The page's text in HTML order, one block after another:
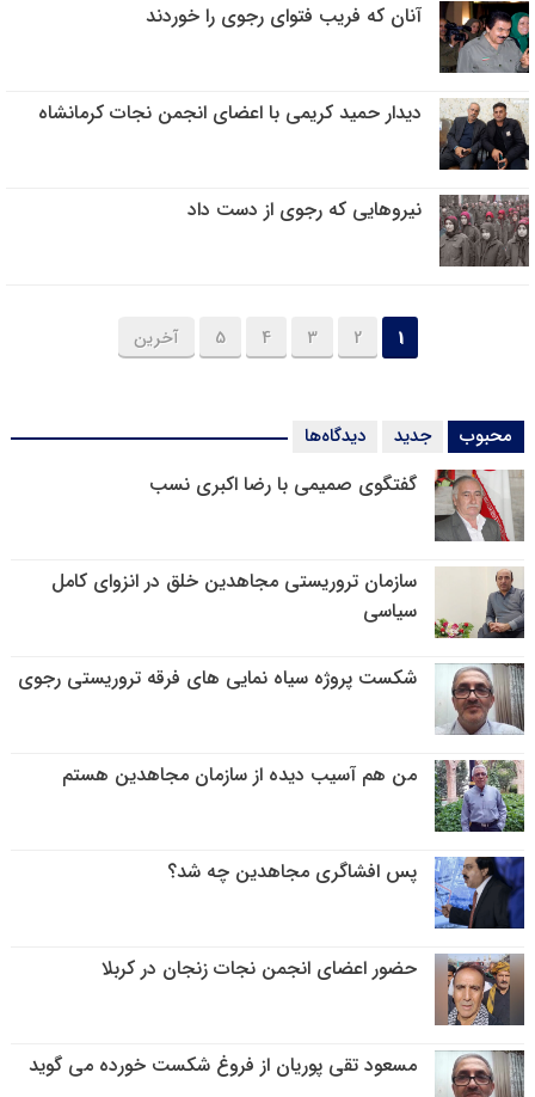
آنان که فریب فتوای رجوی را خوردند
دیدار حمید کریمی با اعضای انجمن نجات کرمانشاه
نیروهایی که رجوی از دست داد
1
2
3
4
5 آخرین
محبوب جدید دیدگاه‌ها
گفتگوی صمیمی با رضا اکبری نسب
سازمان تروریستی مجاهدین خلق در انزوای کامل
سیاسی
شکست پروژه سیاه نمایی های فرقه تروریستی رجوی
من هم آسیب دیده از سازمان مجاهدین هستم
پس افشاگری مجاهدین چه شد؟
حضور اعضای انجمن نجات زنجان در کربلا
مسعود تقی پوریان از فروغ شکست خورده می گوید